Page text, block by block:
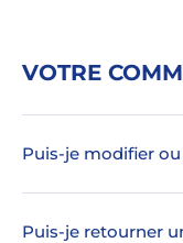
VOTRE
Puis-je modifier
Puis-je retourner